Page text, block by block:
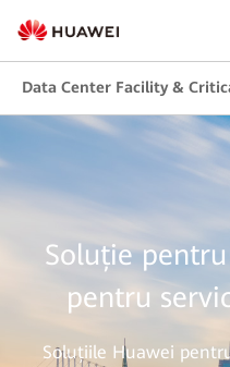
Data Center Facility &
Soluție
pentru
Soluțiile Huawei